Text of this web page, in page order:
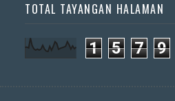
TOTAL TAYANGAN HALAMAN
1 5 7 9